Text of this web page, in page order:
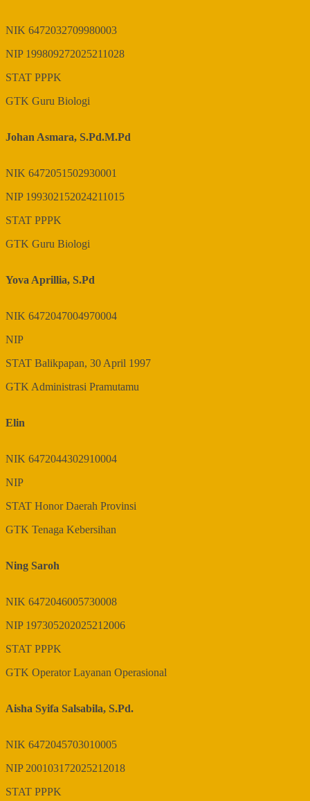
NIK 6472032709980003
NIP 199809272025211028
STAT PPPK
GTK Guru Biologi
Johan Asmara, S.Pd.M.Pd
NIK 6472051502930001
NIP 199302152024211015
STAT PPPK
GTK Guru Biologi
Yova Aprillia, S.Pd
NIK 6472047004970004
NIP
STAT Balikpapan, 30 April 1997
GTKAdministrasi Pramutamu
Elin
NIK 6472044302910004
NIP
STAT Honor Daerah Provinsi
GTK Tenaga Kebersihan
Ning Saroh
NIK 6472046005730008
NIP 197305202025212006
STAT PPPK
GTK Operator Layanan Operasional
Aisha Syifa Salsabila, S.Pd.
NIK 6472045703010005
NIP200103172025212018
STAT PPPK